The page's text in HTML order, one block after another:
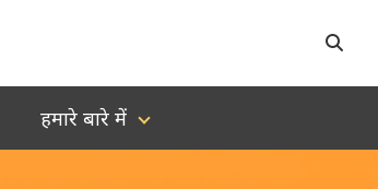
हमारे बारे में